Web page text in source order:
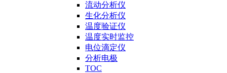
流动分析仪
生化分析仪
温度验证仪
温度实时监控
电位滴定仪
分析电极
TOC